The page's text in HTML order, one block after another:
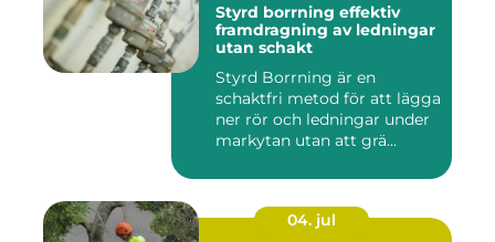
Styrd borrning effektiv
framdragning av ledningar
utan schakt
Styrd Borrning är en
schaktfri metod för att lägga
ner rör och ledningar under
markytan utan att grä...
04. jul